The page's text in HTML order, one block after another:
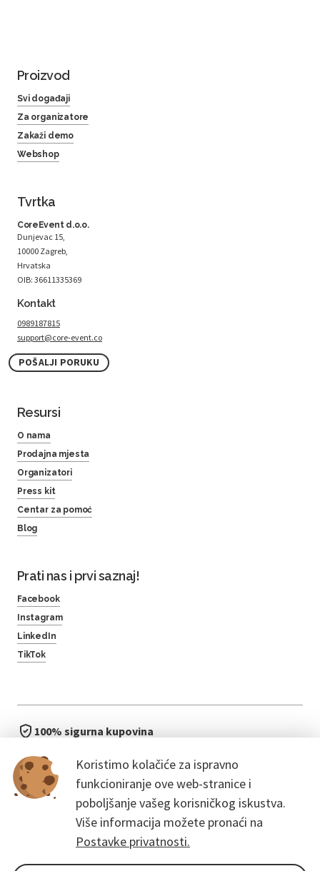
Koristimo kolačiće za ispravno
funkcioniranje ove web-stranice i
poboljšanje vašeg korisničkog iskustva.
Više informacija možete pronaći na
Postavke privatnosti.
Proizvod
Svi događaji
Za organizatore
Zakaži demo
Webshop
Tvrtka
CoreEvent d.o.o.
Dunjevac 15,
10000 Zagreb,
Hrvatska
OIB: 36611335369
Kontakt
0989187815
support@core-event.co
POŠALJI PORUKU
Resursi
O nama
Prodajna mjesta
Organizatori
Press kit
Centar za pomoć
Blog
Prati nas i prvi saznaj!
Facebook
Instagram
LinkedIn
TikTok
100% sigurna kupovina
bez čekanja u redu